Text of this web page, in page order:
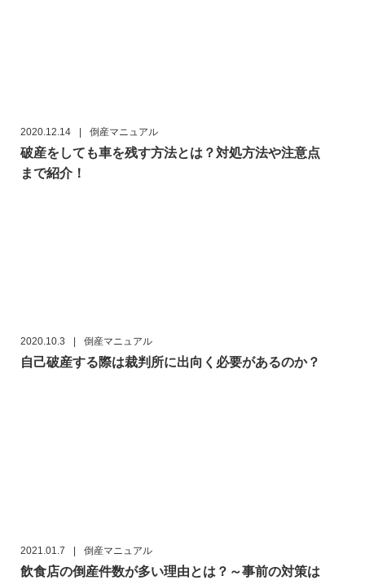
2020.12.14 倒産マニュアル
破産をしても車を残す方法とは？対処方法や注意点
まで紹介！
2020.10.3 倒産マニュアル
自己破産する際は裁判所に出向く必要があるのか？
2021.01.7 倒産マニュアル
飲食店の倒産件数が多い理由とは？～事前の対策は